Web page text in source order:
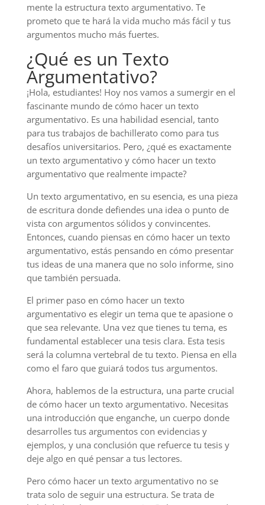
mente la estructura texto argumentativo. Te
prometo que te hará la vida mucho más fácil y tus
argumentos mucho más fuertes.
¿Qué es un Texto
Argumentativo?
¡Hola, estudiantes! Hoy nos vamos a sumergir en el
fascinante mundo de cómo hacer un texto
argumentativo. Es una habilidad esencial, tanto
para tus trabajos de bachillerato como para tus
desafíos universitarios. Pero, ¿qué es exactamente
un texto argumentativo y cómo hacer un texto
argumentativo que realmente impacte?
Un texto argumentativo, en su esencia, es una pieza
de escritura donde defiendes una idea o punto de
vista con argumentos sólidos y convincentes.
Entonces, cuando piensas en cómo hacer un texto
argumentativo, estás pensando en cómo presentar
tus ideas de una manera que no solo informe, sino
que también persuada.
El primer paso en cómo hacer un texto
argumentativo es elegir un tema que te apasione o
que sea relevante. Una vez que tienes tu tema, es
fundamental establecer una tesis clara. Esta tesis
será la columna vertebral de tu texto. Piensa en ella
como el faro que guiará todos tus argumentos.
Ahora, hablemos de la estructura, una parte crucial
de cómo hacer un texto argumentativo. Necesitas
una introducción que enganche, un cuerpo donde
desarrolles tus argumentos con evidencias y
ejemplos, y una conclusión que refuerce tu tesis y
deje algo en qué pensar a tus lectores.
Pero cómo hacer un texto argumentativo no se
trata solo de seguir una estructura. Se trata de